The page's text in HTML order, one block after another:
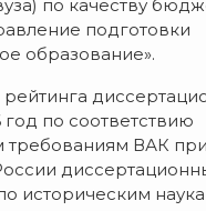
по качеству
подготовки
образование».
рейтинга
год по соответствию
требованиям ВАК при
историческим